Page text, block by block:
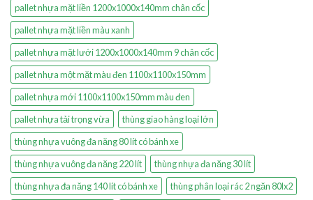
pallet nhựa mặt liền 1200x1000x140mm chân cốc
pallet nhựa mặt liền màu xanh
pallet nhựa mặt lưới 1200x1000x140mm 9 chân cốc
pallet nhựa một mặt màu đen 1100x1100x150mm
pallet nhựa mới 1100x1100x150mm màu đen
pallet nhựa tải trọng vừa
thùng giao hàng loại lớn
thùng nhựa vuông đa năng 80 lít có bánh xe
thùng nhựa vuông đa năng 220 lít
thùng nhựa đa năng 30 lít
thùng nhựa đa năng 140 lít có bánh xe
thùng phân loại rác 2 ngăn 80lx2